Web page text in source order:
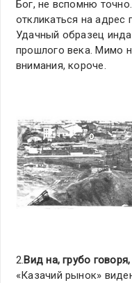
Бог, не вспомню
откликаться на
Удачный образец
прошлого века. Мимо
внимания, короче.
2.Вид на, грубо
«Казачий рынок»